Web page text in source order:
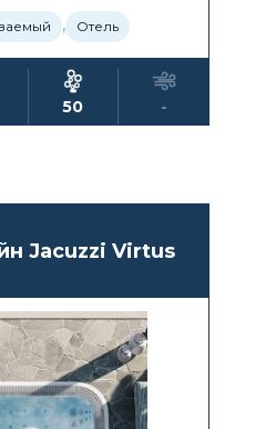
, Отель
50 -
Jacuzzi Virtus